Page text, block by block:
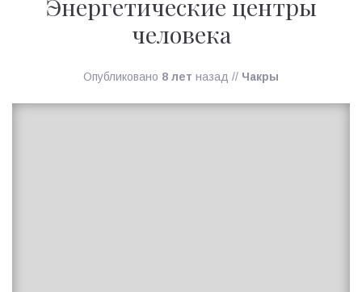
Энергетические центры
человека
Опубликовано 8 лет назад // Чакры